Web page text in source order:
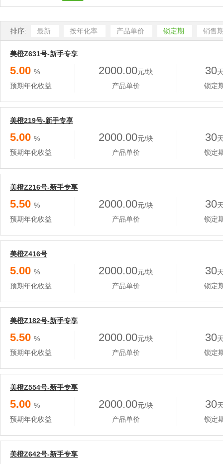
排序: 最新 按年化率 产品单价 锁定期 销售
美橙Z631号-新手专享
5.00 %
预期年化收益
2000.00元/块
产品单价
30
锁定
美橙219号-新手专享
5.00 %
预期年化收益
2000.00元/块
产品单价
30
锁定
美橙Z216号-新手专享
5.50 %
预期年化收益
2000.00元/块
产品单价
30
锁定
美橙Z416号
5.00 %
预期年化收益
2000.00元/块
产品单价
30
锁定
美橙Z182号-新手专享
5.50 %
预期年化收益
2000.00元/块
产品单价
30
锁定
美橙Z554号-新手专享
5.00 %
预期年化收益
2000.00元/块
产品单价
30
锁定
美橙Z642号-新手专享